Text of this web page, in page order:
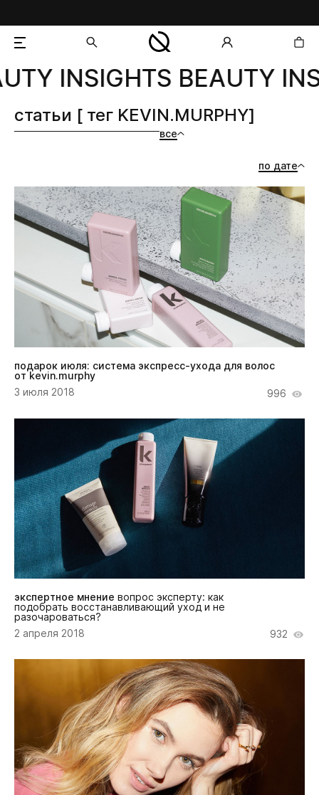
добавлен в корзину
INSIGHTS BEAUTY
все
статьи [ тег KEVIN.MURPHY]
по дате
подарок июля: система экспресс-ухода для волос
от kevin.murphy
3 июля 2018
996
экспертное мнение вопрос эксперту: как
подобрать восстанавливающий уход и не
разочароваться?
2 апреля 2018
932